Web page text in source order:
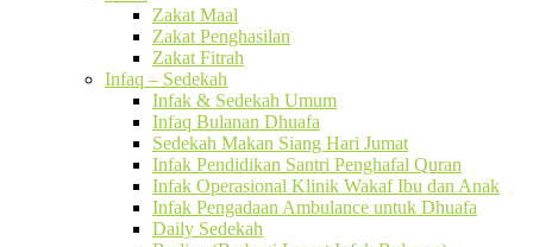
Zakat Maal
Zakat Penghasilan
Zakat Fitrah
Infaq – Sedekah
Infak & Sedekah Umum
Infaq Bulanan Dhuafa
Sedekah Makan Siang Hari Jumat
Infak Pendidikan Santri Penghafal Quran
Infak Operasional Klinik Wakaf Ibu dan Anak
Infak Pengadaan Ambulance untuk Dhuafa
Daily Sedekah